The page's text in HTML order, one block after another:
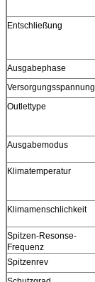
Entschließung
Ausgabephase
Versorgungsspannung
Outlettype
Ausgabemodus
Klimatemperatur
Klimamenschlichkeit
Spitzen-Resonse-
Frequenz
Spitzenrev